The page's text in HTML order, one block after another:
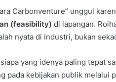
Carbonventure” unggul
(feasibility) di lapangan.
nyata di industri, bukan
yang idenya paling tepat
pada kebijakan publik melalui